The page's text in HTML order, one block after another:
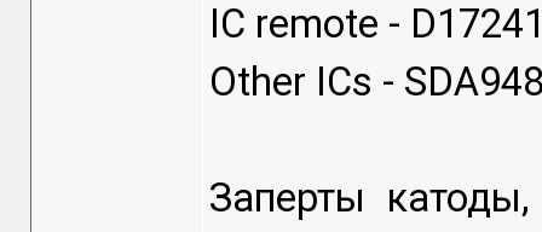
IC remote -
Other ICs -
Заперты